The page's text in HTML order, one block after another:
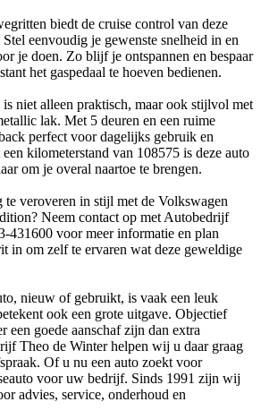
biedt de cruise control van deze
eenvoudig je gewenste snelheid in en
je doen. Zo blijf je ontspannen en bespaar
het gaspedaal te hoeven bedienen.
niet alleen praktisch, maar ook stijlvol met
lak. Met 5 deuren en een ruime
perfect voor dagelijks gebruik en
kilometerstand van 108575 is deze auto
om je overal naartoe te brengen.
veroveren in stijl met de Volkswagen
Neem contact op met Autobedrijf
431600 voor meer informatie en plan
in om zelf te ervaren wat deze geweldige
nieuw of gebruikt, is vaak een leuk
ook een grote uitgave. Objectief
een goede aanschaf zijn dan extra
Theo de Winter helpen wij u daar graag
Of u nu een auto zoekt voor
voor uw bedrijf. Sinds 1991 zijn wij
advies, service, onderhoud en